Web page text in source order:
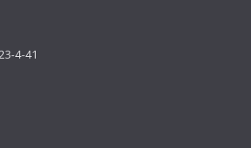
4-41